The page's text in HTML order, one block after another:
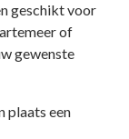
geschikt voor
of
gewenste
plaats een